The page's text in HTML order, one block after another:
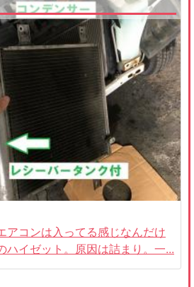
アコンは入ってる感じなんだけ
ハイゼット。原因は詰まり。一...